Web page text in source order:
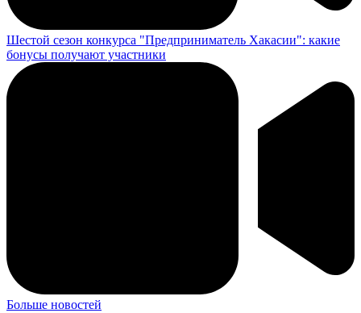
Шестой сезон конкурса "Предприниматель Хакасии": какие
бонусы получают участники
Больше новостей